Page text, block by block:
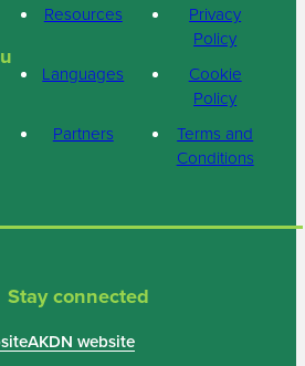
Resources
Languages
Partners
Privacy
Policy
Cookie
Policy
Terms and
Conditions
Stay connected
AKDN website